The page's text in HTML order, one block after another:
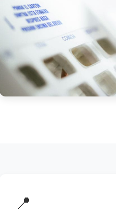
📍